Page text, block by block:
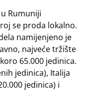
Rumuniji
se proda lokalno.
namijenjeno je
najveće tržište
65.000 jedinica.
jedinica), Italija
jedinica) i